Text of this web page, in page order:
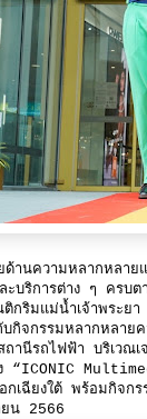
านความหลากหลา
ะบริการต่าง ๆ คร
นติกริมแม่น้ำเจ้า
จกรรมหลากหลายค
ถานีรถไฟฟ้า บริเ
กเฉียงใต้ พร้อมกิจกร
น 2566